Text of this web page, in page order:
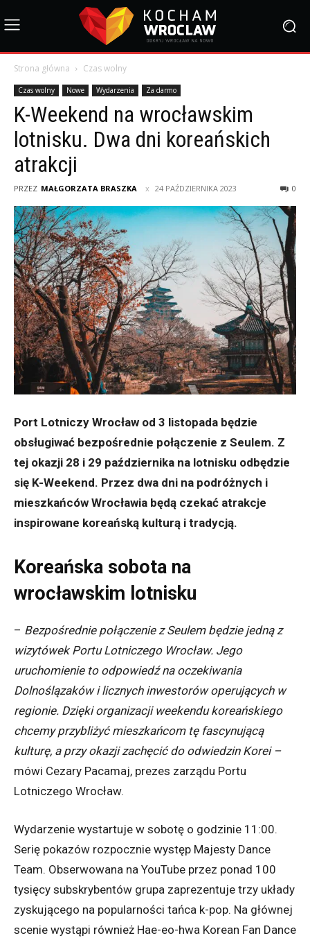
Strona główna Czas wolny
Czas wolny Nowe Wydarzenia Za darmo
K-Weekend na wrocławskim
lotnisku. Dwa dni koreańskich
atrakcji
PRZEZ MAŁGORZATA BRASZKA 24 PAŹDZIERNIKA 2023 0
Port Lotniczy Wrocław od 3 listopada będzie
obsługiwać bezpośrednie połączenie z Seulem. Z
tej okazji 28 i 29 października na lotnisku odbędzie
się K-Weekend. Przez dwa dni na podróżnych i
mieszkańców Wrocławia będą czekać atrakcje
inspirowane koreańską kulturą i tradycją.
Koreańska sobota na
wrocławskim lotnisku
– Bezpośrednie połączenie z Seulem będzie jedną z
wizytówek Portu Lotniczego Wrocław. Jego
uruchomienie to odpowiedź na oczekiwania
Dolnoślązaków i licznych inwestorów operujących w
regionie. Dzięki organizacji weekendu koreańskiego
chcemy przybliżyć mieszkańcom tę fascynującą
kulturę, a przy okazji zachęcić do odwiedzin Korei –
mówi Cezary Pacamaj, prezes zarządu Portu
Lotniczego Wrocław.
Wydarzenie wystartuje w sobotę o godzinie 11:00.
Serię pokazów rozpocznie występ Majesty Dance
Team. Obserwowana na YouTube przez ponad 100
tysięcy subskrybentów grupa zaprezentuje trzy układy
zyskującego na popularności tańca k-pop. Na głównej
scenie wystąpi również Hae-eo-hwa Korean Fan Dance